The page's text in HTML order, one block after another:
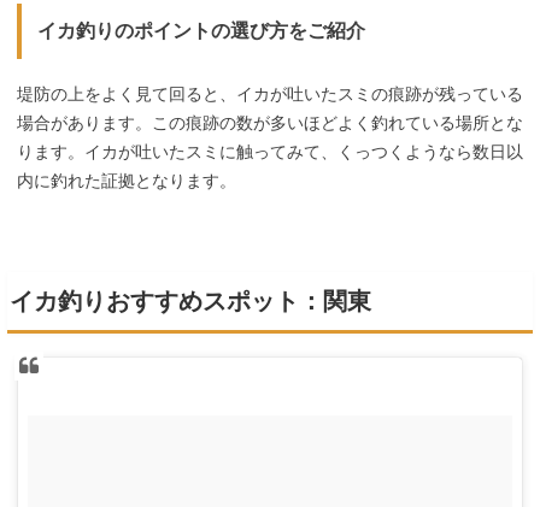
イカ釣りのポイントの選び方をご紹介
堤防の上をよく見て回ると、イカが吐いたスミの痕跡が残っている
場合があります。この痕跡の数が多いほどよく釣れている場所とな
ります。イカが吐いたスミに触ってみて、くっつくようなら数日以
内に釣れた証拠となります。
イカ釣りおすすめスポット：関東